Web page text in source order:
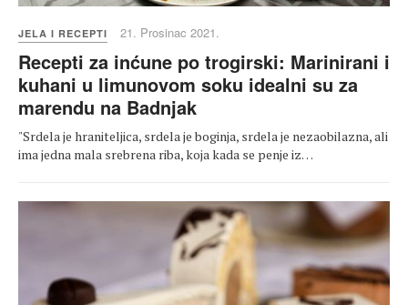
JELA I RECEPTI 21. Prosinac 2021.
Recepti za inćune po trogirski: Marinirani i
kuhani u limunovom soku idealni su za
marendu na Badnjak
"Srdela je hraniteljica, srdela je boginja, srdela je nezaobilazna, ali
ima jedna mala srebrena riba, koja kada se penje iz…